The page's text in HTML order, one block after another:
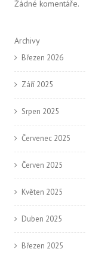
Žádné komentáře.
Archivy
Březen 2026
Září 2025
Srpen 2025
Červenec 2025
Červen 2025
Květen 2025
Duben 2025
Březen 2025